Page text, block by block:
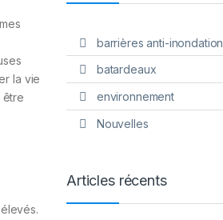
la vie
être
barrières anti-inondation
batardeaux
environnement
Nouvelles
Articles récents